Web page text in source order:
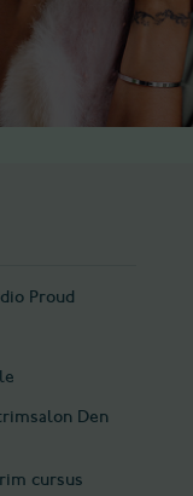
Proud
Den
cursus